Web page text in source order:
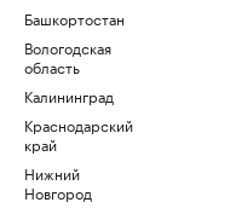
Башкортостан
Вологодская
область
Калининград
Краснодарский
край
Нижний
Новгород